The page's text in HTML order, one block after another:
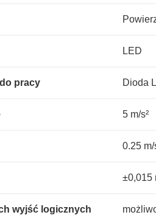
LED
pracy Dioda
5 m/s²
0.25 m/
±0,015
wyjść logicznych